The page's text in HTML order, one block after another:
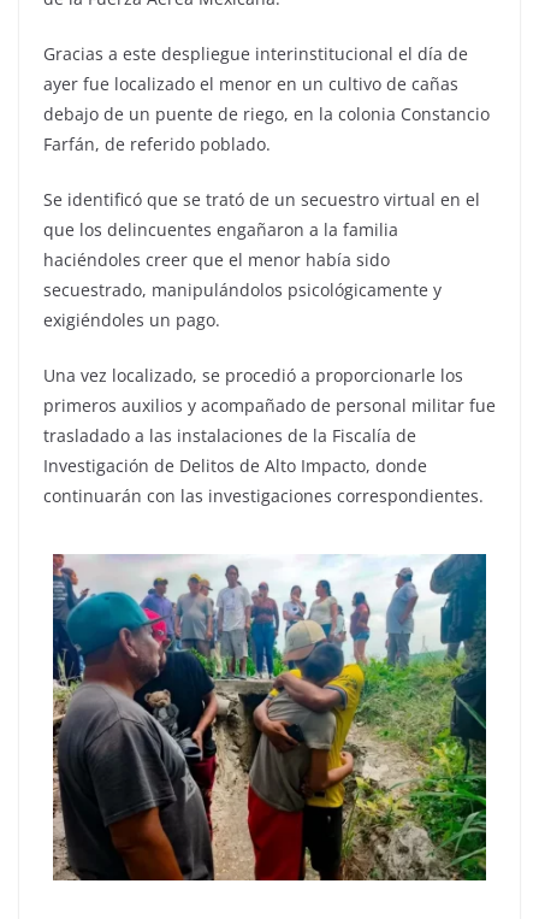
Gracias a este despliegue interinstitucional el día de
ayer fue localizado el menor en un cultivo de cañas
debajo de un puente de riego, en la colonia Constancio
Farfán, de referido poblado.
Se identificó que se trató de un secuestro virtual en el
que los delincuentes engañaron a la familia
haciéndoles creer que el menor había sido
secuestrado, manipulándolos psicológicamente y
exigiéndoles un pago.
Una vez localizado, se procedió a proporcionarle los
primeros auxilios y acompañado de personal militar fue
trasladado a las instalaciones de la Fiscalía de
Investigación de Delitos de Alto Impacto, donde
continuarán con las investigaciones correspondientes.